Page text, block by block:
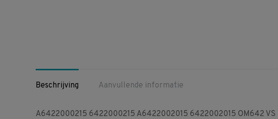
Beschrijving
Aanvullende informatie
A6422000215 6422000215 A6422002015 6422002015 OM642 VS